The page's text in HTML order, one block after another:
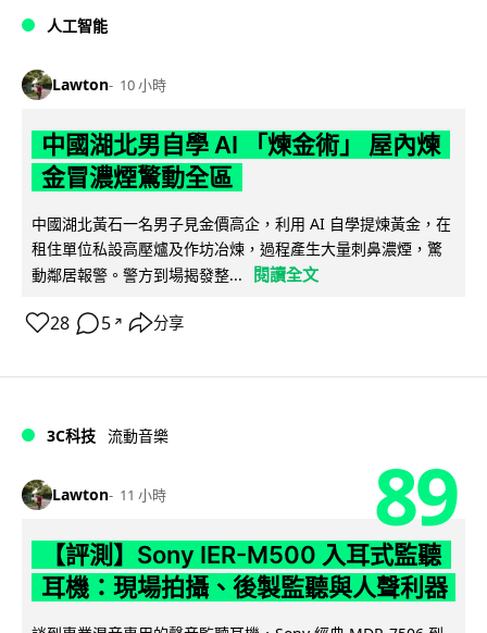
人工智能
Lawton 10 小時
中國湖北男自學 AI 「煉金術」 屋內煉
金冒濃煙驚動全區
中國湖北黃石一名男子見金價高企，利用 AI 自學提煉黃金，在
租住單位私設高壓爐及作坊冶煉，過程產生大量刺鼻濃煙，驚
動鄰居報警。警方到場揭發整...
閱讀全文
28 5 ↗ 分享
3C科技 流動音樂
Lawton 11 小時 89
【評測】Sony IER-M500 入耳式監聽
耳機：現場拍攝、後製監聽與人聲利器